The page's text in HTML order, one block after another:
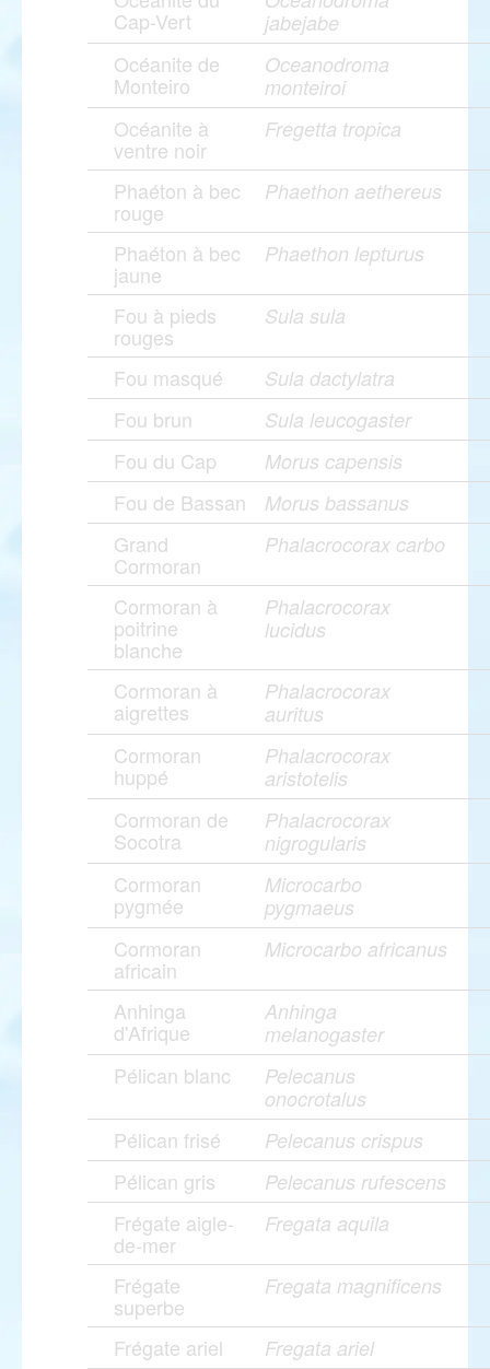
Cap-Vert
jabejabe
Océanite de
Monteiro
Oceanodroma
monteiroi
Océanite à
ventre noir
Fregetta tropica
Phaéton à bec
rouge
Phaethon aethereus
Phaéton à bec
jaune
Phaethon lepturus
Fou à pieds
rouges
Sula sula
Fou masqué Sula dactylatra
Fou brun Sula leucogaster
Fou du Cap Morus capensis
Fou de Bassan Morus bassanus
Grand
Cormoran
Phalacrocorax carbo
Cormoran à
poitrine
blanche
Phalacrocorax
lucidus
Cormoran à
aigrettes
Phalacrocorax
auritus
Cormoran
huppé
Phalacrocorax
aristotelis
Cormoran de
Socotra
Phalacrocorax
nigrogularis
Cormoran
pygmée
Microcarbo
pygmaeus
Cormoran
africain
Microcarbo africanus
Anhinga
d'Afrique
Anhinga
melanogaster
Pélican blanc
Pelecanus
onocrotalus
Pélican frisé Pelecanus crispus
Pélican gris Pelecanus rufescens
Frégate aigle-
de-mer
Fregata aquila
Frégate
superbe
Fregata magnificens
Frégate ariel Fregata ariel